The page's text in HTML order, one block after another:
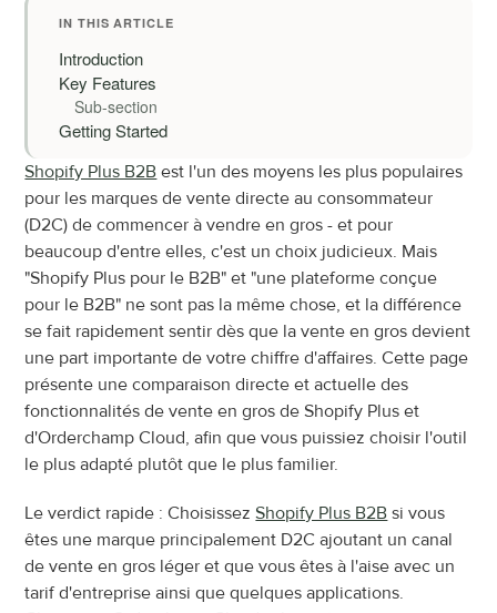
IN THIS ARTICLE
Introduction
Key Features
Sub-section
Getting Started
Shopify Plus B2B est l'un des moyens les plus populaires
pour les marques de vente directe au consommateur
(D2C) de commencer à vendre en gros - et pour
beaucoup d'entre elles, c'est un choix judicieux. Mais
"Shopify Plus pour le B2B" et "une plateforme conçue
pour le B2B" ne sont pas la même chose, et la différence
se fait rapidement sentir dès que la vente en gros devient
une part importante de votre chiffre d'affaires. Cette page
présente une comparaison directe et actuelle des
fonctionnalités de vente en gros de Shopify Plus et
d'Orderchamp Cloud, afin que vous puissiez choisir l'outil
le plus adapté plutôt que le plus familier.
Le verdict rapide : Choisissez Shopify Plus B2B si vous
êtes une marque principalement D2C ajoutant un canal
de vente en gros léger et que vous êtes à l'aise avec un
tarif d'entreprise ainsi que quelques applications.